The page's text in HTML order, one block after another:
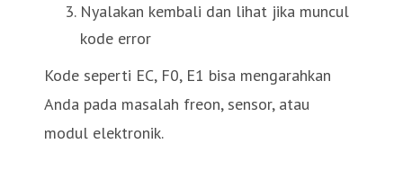
Nyalakan kembali dan lihat jika muncul
kode error
Kode seperti EC, F0, E1 bisa mengarahkan
Anda pada masalah freon, sensor, atau
modul elektronik.